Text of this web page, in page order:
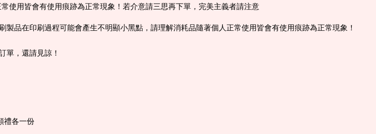
使用皆會有使用痕跡為正常現象！若介意請三思再下單，完美主義者請注意
品在印刷過程可能會產生不明顯小黑點，請理解消耗品隨著個人正常使用皆會有使用痕跡為正常現象！
單，還請見諒！
禮各一份